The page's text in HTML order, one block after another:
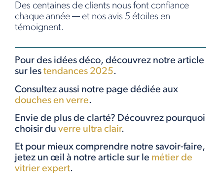
Des centaines de clients nous font confiance
chaque année — et nos avis 5 étoiles en
témoignent.
Pour des idées déco, découvrez notre article
sur les tendances 2025.
Consultez aussi notre page dédiée aux
douches en verre.
Envie de plus de clarté? Découvrez pourquoi
choisir du verre ultra clair.
Et pour mieux comprendre notre savoir-faire,
jetez un œil à notre article sur le métier de
vitrier expert.